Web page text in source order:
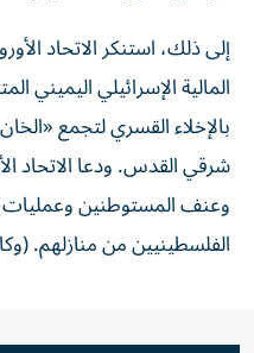
إلى ذلك، استنكر الاتحاد
المالية الإسرائيلي
بالإخلاء القسري لتجمع
شرقي القدس. ودعا الاتحاد
وعنف المستوطنين وعمليات
الفلسطينيين من منازلهم.